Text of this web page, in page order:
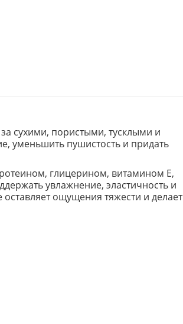
сухими, пористыми, тусклыми и
уменьшить пушистость и придать
глицерином, витамином E,
увлажнение, эластичность и
ощущения тяжести и делает